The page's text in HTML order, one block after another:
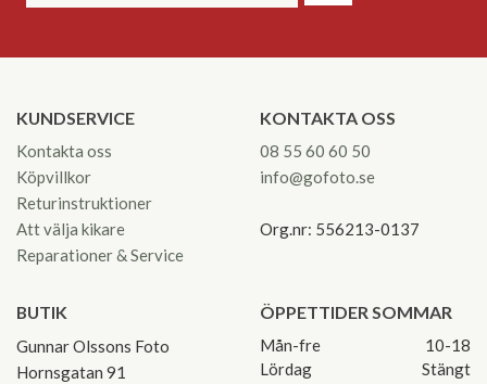
KUNDSERVICE
Kontakta oss
Köpvillkor
Returinstruktioner
Att välja kikare
Reparationer & Service
KONTAKTA OSS
08 55 60 60 50
info@gofoto.se
Org.nr: 556213-0137
BUTIK
Gunnar Olssons Foto
Hornsgatan 91
ÖPPETTIDER SOMMAR
Mån-fre
10-18
Lördag
Stängt